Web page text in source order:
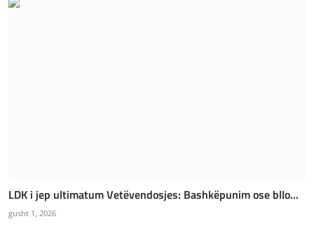
LDK i jep ultimatum Vetëvendosjes: Bashkëpunim ose bllo...
gusht 1, 2026